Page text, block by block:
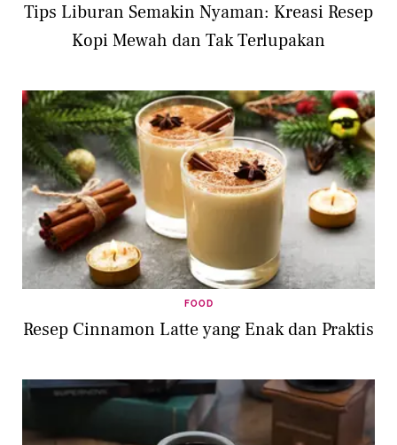
Tips Liburan Semakin Nyaman: Kreasi Resep
Kopi Mewah dan Tak Terlupakan
FOOD
Resep Cinnamon Latte yang Enak dan Praktis